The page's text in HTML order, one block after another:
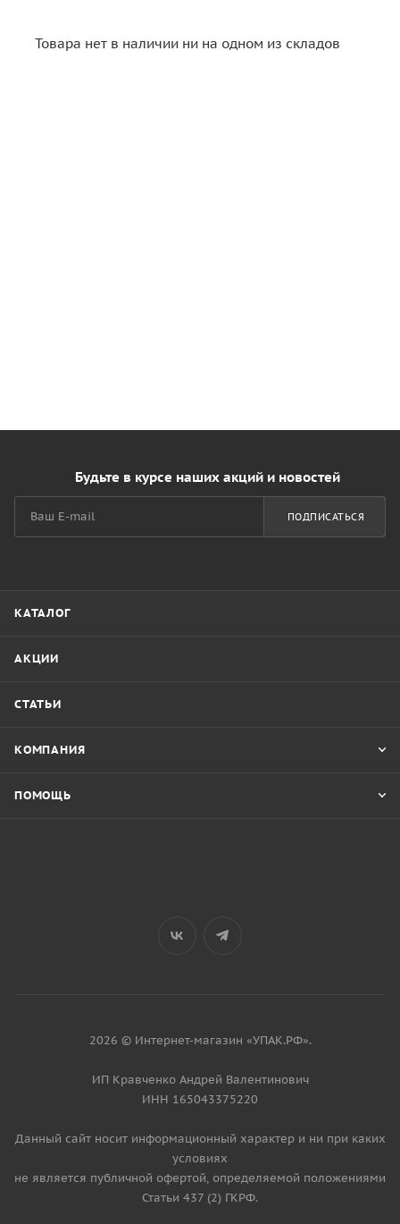
Товара нет в наличии ни на одном из складов
Будьте в курсе наших акций и новостей
ПОДПИСАТЬСЯ
КАТАЛОГ
АКЦИИ
СТАТЬИ
КОМПАНИЯ
ПОМОЩЬ
2026 © Интернет-магазин «УПАК.РФ».
ИП Кравченко Андрей Валентинович
ИНН 165043375220
Данный сайт носит информационный характер и ни при каких
условиях
не является публичной офертой, определяемой положениями
Статьи 437 (2) ГКРФ.